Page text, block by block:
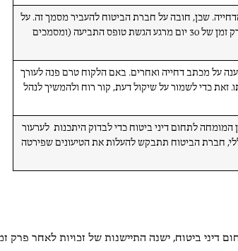
שכן, חובה על חברת הביטוח להעביר מסמך זה. על
חברת הביטוח להעביר את המכתב המפרט את הסיבות לדחייה תוך פרק זמן של 30 יום מרגע הגשת טופס התביעה (ומסמכים
על מכתב דחייה ואחרים. באם הלקוח טרם פנה לעורך
זאת כדי לשמור על שיקול דעת, קור רוח ולהמשיך לנהל
לתחום דיני ביטוח כדי לבדוק היתכנות לערעור
חברת הביטוח תתבקש להעלות את הטיעונים שפירטה
דיני ביטוח, ישנה התיישנות של זכויות לאחר פרק